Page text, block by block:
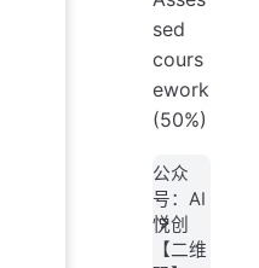
sed
cours
ework
(50%)
公众
号：AI
悦创
【二维